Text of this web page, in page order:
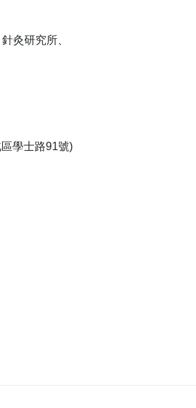
灸研究所、
學士路91號)